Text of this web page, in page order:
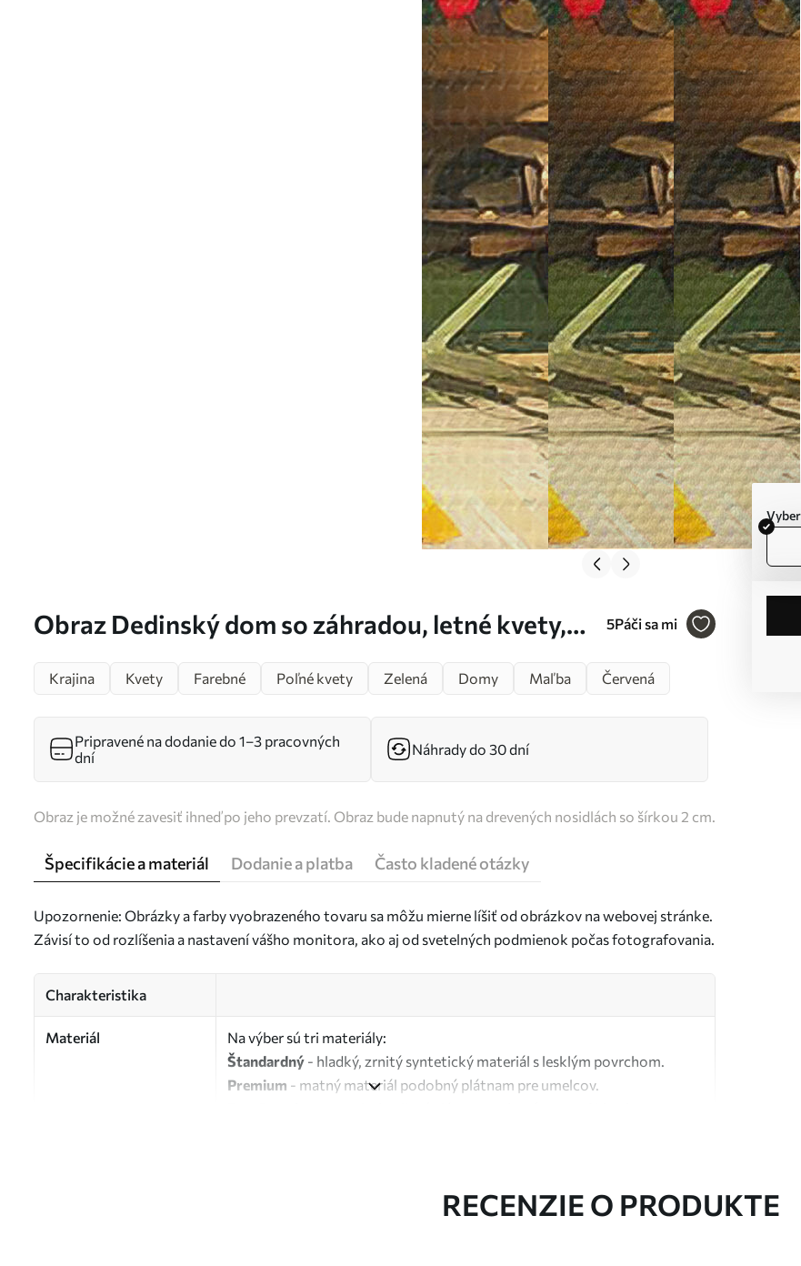
Obraz Dedinský dom so záhradou, letné kvety,
Nr. s38491
5Páči sa mi
Krajina
Kvety Farebné Poľné kvety Zelená Domy Maľba Červená
Pripravené na dodanie do 1–3 pracovných
dní
Náhrady do 30 dní
Obraz je možné zavesiť ihneď po jeho prevzatí. Obraz bude napnutý na drevených nosidlách so šírkou 2 cm.
Špecifikácie a materiál Dodanie a platba Často kladené otázky
Upozornenie: Obrázky a farby vyobrazeného tovaru sa môžu mierne líšiť od obrázkov na webovej stránke.
Závisí to od rozlíšenia a nastavení vášho monitora, ako aj od svetelných podmienok počas fotografovania.
Charakteristika
Materiál
Na výber sú tri materiály:
Štandardný - hladký, zrnitý syntetický materiál s lesklým povrchom.
Premium - matný materiál podobný plátnam pre umelcov.
RECENZIE O PRODUKTE